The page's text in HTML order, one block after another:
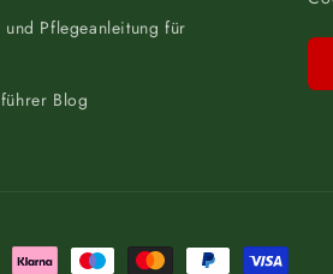
Pflegeanleitung für
Blog